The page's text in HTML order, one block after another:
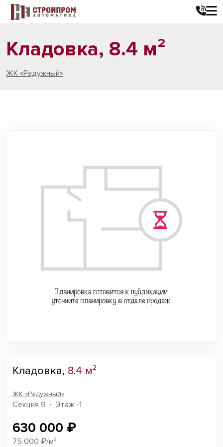
Кладовка, 8.4 м²
ЖК «Радужный»
Кладовка, 8.4 м²
ЖК «Радужный»
Секция 9 Этаж -1
630 000 ₽
75 000 ₽/м²